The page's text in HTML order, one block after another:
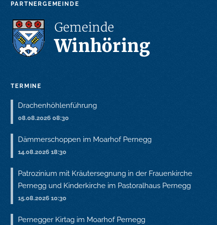
PARTNERGEMEINDE
TERMINE
Drachenhöhlenführung
08.08.2026 08:30
Dämmerschoppen im Moarhof Pernegg
14.08.2026 18:30
Patrozinium mit Kräutersegnung in der Frauenkirche
Pernegg und Kinderkirche im Pastoralhaus Pernegg
15.08.2026 10:30
Pernegger Kirtag im Moarhof Pernegg